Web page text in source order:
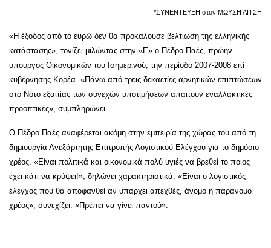
*ΣΥΝΕΝΤΕΥΞΗ στον ΜΩΥΣΗ ΛΙΤΣΗ
«Η έξοδος από το ευρώ δεν θα προκαλούσε βελτίωση της ελληνικής
κατάστασης», τονίζει μιλώντας στην «Ε» ο Πέδρο Παές, πρώην
υπουργός Οικονομικών του Ισημερινού, την περίοδο 2007-2008 επί
κυβέρνησης Κορέα. «Πάνω από τρεις δεκαετίες αρνητικών επιπτώσεων
στο Νότο εξαιτίας των συνεχών υποτιμήσεων απαιτούν εναλλακτικές
προοπτικές», συμπληρώνει.
Ο Πέδρο Παές αναφέρεται ακόμη στην εμπειρία της χώρας του από τη
δημιουργία Ανεξάρτητης Επιτροπής Λογιστικού Ελέγχου για το δημόσιο
χρέος. «Είναι πολιτικά και οικονομικά πολύ υγιές να βρεθεί το ποιος
έχει κάτι να κρύψει!», δηλώνει χαρακτηριστικά. «Είναι ο λογιστικός
έλεγχος που θα αποφανθεί αν υπάρχει απεχθές, άνομο ή παράνομο
χρέος», συνεχίζει. «Πρέπει να γίνει παντού».